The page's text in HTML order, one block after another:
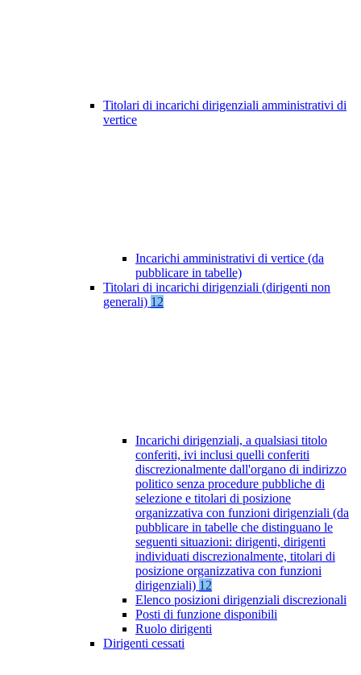
Titolari di incarichi dirigenziali amministrativi di
vertice
Incarichi amministrativi di vertice (da
pubblicare in tabelle)
Titolari di incarichi dirigenziali (dirigenti non
generali) 12
Incarichi dirigenziali, a qualsiasi titolo
conferiti, ivi inclusi quelli conferiti
discrezionalmente dall'organo di indirizzo
politico senza procedure pubbliche di
selezione e titolari di posizione
organizzativa con funzioni dirigenziali (da
pubblicare in tabelle che distinguano le
seguenti situazioni: dirigenti, dirigenti
individuati discrezionalmente, titolari di
posizione organizzativa con funzioni
dirigenziali) 12
Elenco posizioni dirigenziali discrezionali
Posti di funzione disponibili
Ruolo dirigenti
Dirigenti cessati